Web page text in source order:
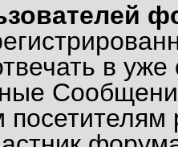
в
посетителям